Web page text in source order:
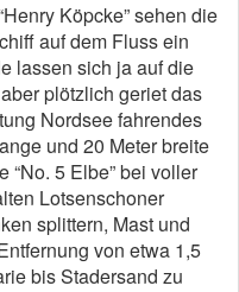
Köpcke” sehen die
auf dem Fluss ein
lassen sich ja auf die
plötzlich geriet das
Nordsee fahrendes
und 20 Meter breite
“No. 5 Elbe” bei voller
Lotsenschoner
splittern, Mast und
von etwa 1,5
bis Stadersand zu